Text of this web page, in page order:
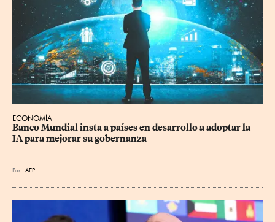
ECONOMÍA
Banco Mundial insta a países en desarrollo a adoptar la
IA para mejorar su gobernanza
Por AFP